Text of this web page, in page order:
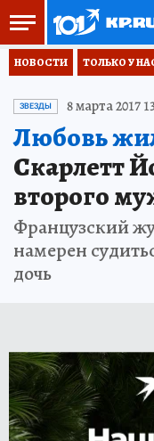
НОВОСТИ ТОЛЬКО У
ЗВЕЗДЫ 8 марта 2017
Любовь
Скарлетт
второго
Французский
намерен
дочь